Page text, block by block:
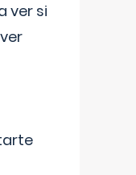
ver si